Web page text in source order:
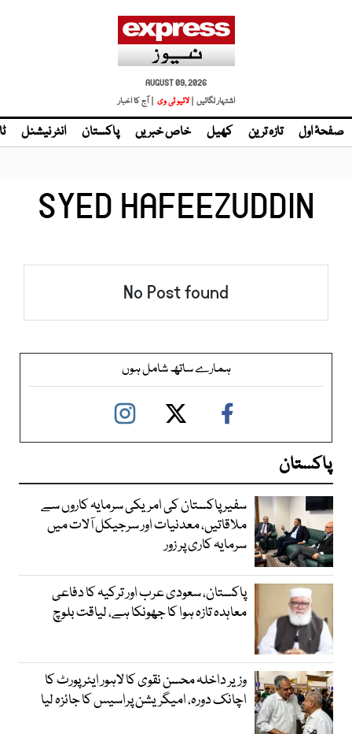
AUGUST 09, 2026
اشتہار لگائیں | لائیو ٹی وی | آج کا اخبار
صفحۂ اول تازہ ترین کھیل خاص خبریں پاکستان انٹر نیشنل
SYED HAFEEZUDDIN
No Post found
ہمارے ساتھ شامل ہوں
پاکستان
سفیر پاکستان کی امریکی سرمایہ کاروں سے
ملاقاتیں، معدنیات اور سرجیکل آلات میں
سرمایہ کاری پر زور
پاکستان، سعودی عرب اور ترکیہ کا دفاعی
معاہدہ تازہ ہوا کا جھونکا ہے، لیاقت بلوچ
وزیر داخلہ محسن نقوی کا لاہور ایئر پورٹ کا
اچانک دورہ، امیگریشن پراسیس کا جائزہ لیا